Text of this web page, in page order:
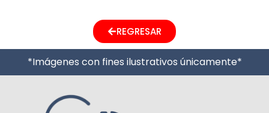
REGRESAR
*Imágenes con fines ilustrativos únicamente*